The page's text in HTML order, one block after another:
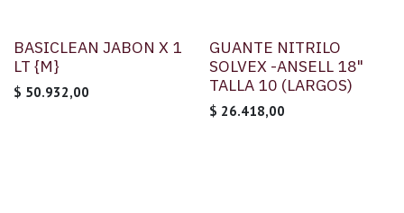
BASICLEAN JABON X 1
LT {M}
$ 50.932,00
GUANTE NITRILO
SOLVEX -ANSELL 18"
TALLA 10 (LARGOS)
$ 26.418,00